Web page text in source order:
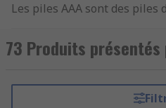
Les piles AAA sont des piles
d'appareils et d'accessoires
quotidiennement. On les
soit sous la forme de piles
73 Produits présentés